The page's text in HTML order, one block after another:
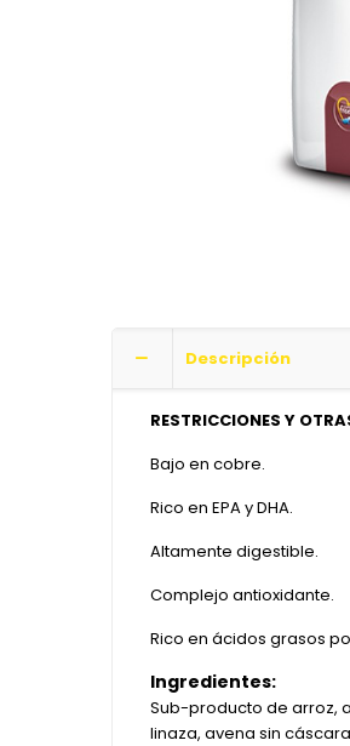
Descripción
RESTRICCIONES Y
Bajo en cobre.
Rico en EPA y DHA.
Altamente digestible.
Complejo antioxidante.
Rico en ácidos grasos
Ingredientes:
Sub-producto de arroz,
linaza, avena sin